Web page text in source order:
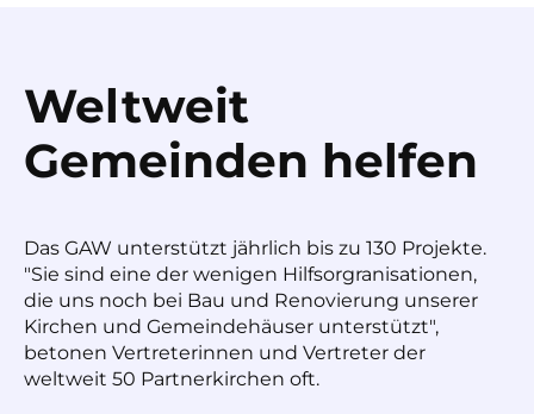
Weltweit
Gemeinden helfen
Das GAW unterstützt jährlich bis zu 130 Projekte.
"Sie sind eine der wenigen Hilfsorgranisationen,
die uns noch bei Bau und Renovierung unserer
Kirchen und Gemeindehäuser unterstützt",
betonen Vertreterinnen und Vertreter der
weltweit 50 Partnerkirchen oft.